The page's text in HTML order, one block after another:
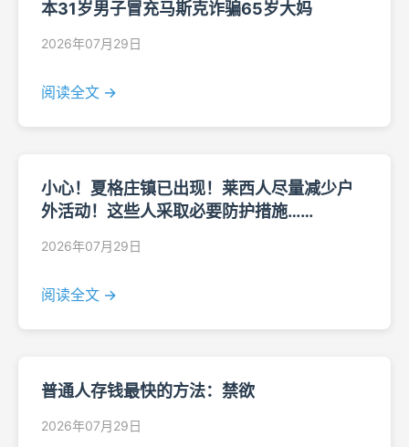
本31岁男子冒充马斯克诈骗65岁大妈
2026年07月29日
阅读全文 →
小心！夏格庄镇已出现！莱西人尽量减少户
外活动！这些人采取必要防护措施……
2026年07月29日
阅读全文 →
普通人存钱最快的方法：禁欲
2026年07月29日